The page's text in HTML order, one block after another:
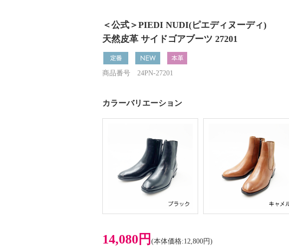
＜公式＞PIEDI NUDI(ピエディヌーディ)
天然皮革 サイドゴアブーツ 27201
商品番号 24PN-27201
カラーバリエーション
14,080円 (本体価格:12,800円)